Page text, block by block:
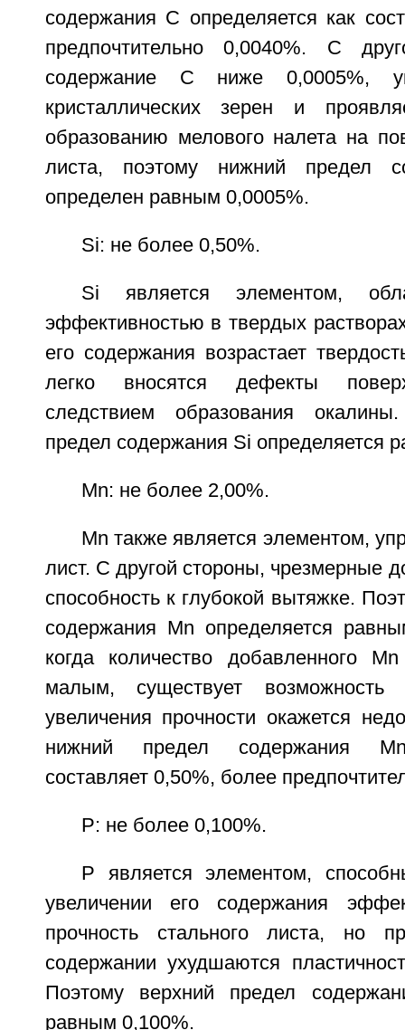
содержания С определяется как
предпочтительно 0,0040%. С
содержание С ниже 0,0005%,
кристаллических зерен и
образованию мелового налета на
листа, поэтому нижний предел
определен равным 0,0005%.
Si: не более 0,50%.
Si является элементом,
эффективностью в твердых
его содержания возрастает
легко вносятся дефекты
следствием образования
предел содержания Si определяется
Мn: не более 2,00%.
Мn также является элементом,
лист. С другой стороны, чрезмерные
способность к глубокой вытяжке.
содержания Мn определяется
когда количество добавленного
малым, существует
увеличения прочности окажется
нижний предел содержания Мn
составляет 0,50%, более
Р: не более 0,100%.
Р является элементом,
увеличении его содержания
прочность стального листа, но
содержании ухудшаются
Поэтому верхний предел
равным 0,100%.